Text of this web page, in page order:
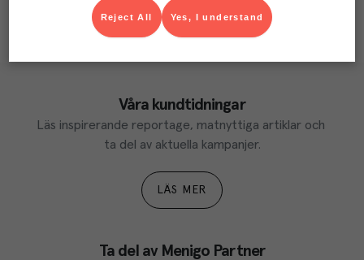
Våra kundtidningar
Läs inspirerande reportage, matnyttiga artiklar och
ta del av aktuella kampanjer.
LÄS MER
Ta del av Menigo Partner
Yes, I understand
Reject All